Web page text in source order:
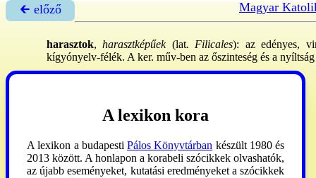
🡰 előző Magyar
harasztok, harasztképűek(lat. Filicales): az edényes,
kígyónyelv-félék. A ker. műv-ben az őszinteség és a
A lexikon kora
A lexikon a budapesti Pálos Könyvtárban készült 1980 és
2013 között. A honlapon a korabeli szócikkek olvashatók,
az újabb eseményeket, kutatási eredményeket a szócikkek